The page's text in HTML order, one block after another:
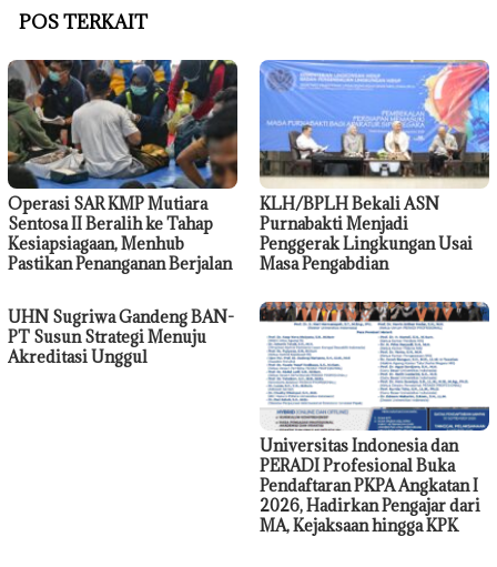
POS TERKAIT
Operasi SAR KMP Mutiara
Sentosa II Beralih ke Tahap
Kesiapsiagaan, Menhub
Pastikan Penanganan Berjalan
KLH/BPLH Bekali ASN
Purnabakti Menjadi
Penggerak Lingkungan Usai
Masa Pengabdian
UHN Sugriwa Gandeng BAN-
PT Susun Strategi Menuju
Akreditasi Unggul
Universitas Indonesia dan
PERADI Profesional Buka
Pendaftaran PKPA Angkatan I
2026, Hadirkan Pengajar dari
MA, Kejaksaan hingga KPK